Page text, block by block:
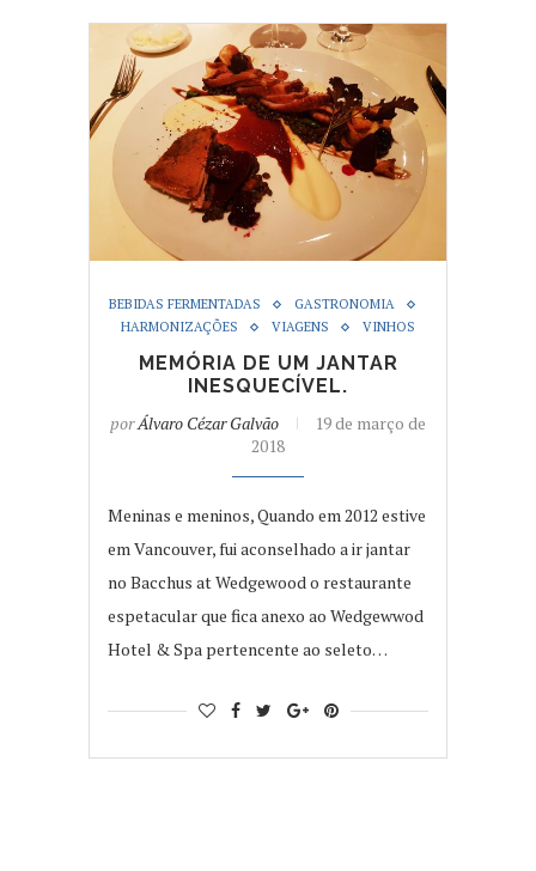
BEBIDAS FERMENTADAS
GASTRONOMIA
HARMONIZAÇÕES
VIAGENS VINHOS
MEMÓRIA DE UM JANTAR
INESQUECÍVEL.
porÁlvaro Cézar Galvão
19 de março de
2018
Meninas e meninos, Quando em 2012 estive
em Vancouver, fui aconselhado a ir jantar
no Bacchus at Wedgewood o restaurante
espetacular que fica anexo ao Wedgewwod
Hotel & Spa pertencente ao seleto…